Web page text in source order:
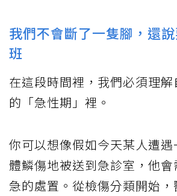
我們不會斷了一隻腳，還
班
在這段時間裡，我們必須理
的「急性期」裡。
你可以想像假如今天某人遭
體鱗傷地被送到急診室，他
急的處置。從檢傷分類開始